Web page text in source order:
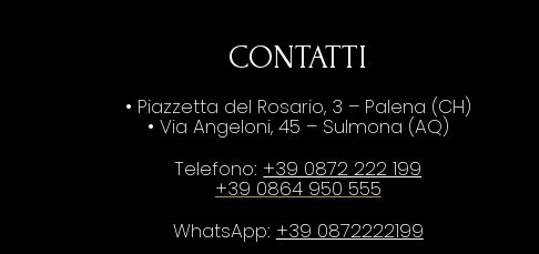
CONTATTI
• Piazzetta del Rosario, 3 – Palena (CH)
• Via Angeloni, 45 – Sulmona (AQ)
Telefono: +39 0872 222 199
+39 0864 950 555
WhatsApp: +39 0872222199